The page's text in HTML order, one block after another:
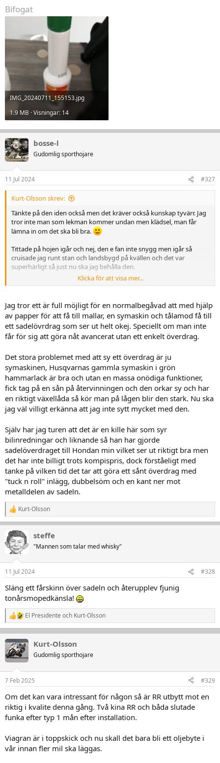
Bifogat
IMG_20240711_155153.jpg
1.9 MB · Visningar: 14
bosse-l
Gudomlig sporthojare
11 Jul 2024 #327
Kurt-Olsson skrev:
Tänkte på den iden också men det kräver också kunskap tyvärr. Jag
tror inte man som lekman kommer undan men klädsel, man får
lämna in om det ska bli bra.
Tittade på hojen igår och nej, den e fan inte snygg men igår så
cruisade jag runt stan och landsbygd på kvällen och det var
superhärligt så just nu ska jag behålla den.
Måste lacka batterihållaren, har fått lära mig att obehandlad plåt
Något som Tesla borde vetat innan de tillverkade Cybertrucks
Klicka för att visa mer...
Jag tror ett är full möjligt för en normalbegåvad att med hjälp
av papper för att få till mallar, en symaskin och tålamod få till
ett sadelövrdrag som ser ut helt okej. Speciellt om man inte
får för sig att göra nåt avancerat utan ett enkelt överdrag.
Det stora problemet med att sy ett överdrag är ju
symaskinen, Husqvarnas gammla symaskin i grön
hammarlack är bra och utan en massa onödiga funktioner,
fick tag på en sån på återvinningen och den orkar sy och har
en riktigt växellåda så kör man på lågen blir den stark. Nu ska
jag väl villigt erkänna att jag inte sytt mycket med den.
Själv har jag turen att det är en kille här som syr
bilinredningar och liknande så han har gjorde
sadelöverdraget till Hondan min vilket ser ut riktigt bra men
det har inte billigt trots kompispris, dock förståeligt med
tanke på vilken tid det tar att göra ett sånt överdrag med
"tuck n roll" inlägg, dubbelsöm och en kant ner mot
metalldelen av sadeln.
R
e
a
k
t
i
e
:
Kurt-Olsson
steffe
"Mannen som talar med whisky"
11 Jul 2024 #328
Släng ett fårskinn över sadeln och återupplev fjunig
tonårsmopedkänsla!
R
e
a
k
t
i
n
e
:
El Presidente och Kurt-Olsson
Kurt-Olsson
Gudomlig sporthojare
7 Feb 2025 #329
Om det kan vara intressant för någon så är RR utbytt mot en
riktig i kvalite denna gång. Två kina RR och båda slutade
funka efter typ 1 mån efter installation.
Viagran är i toppskick och nu skall det bara bli ett oljebyte i
vår innan fler mil ska läggas.